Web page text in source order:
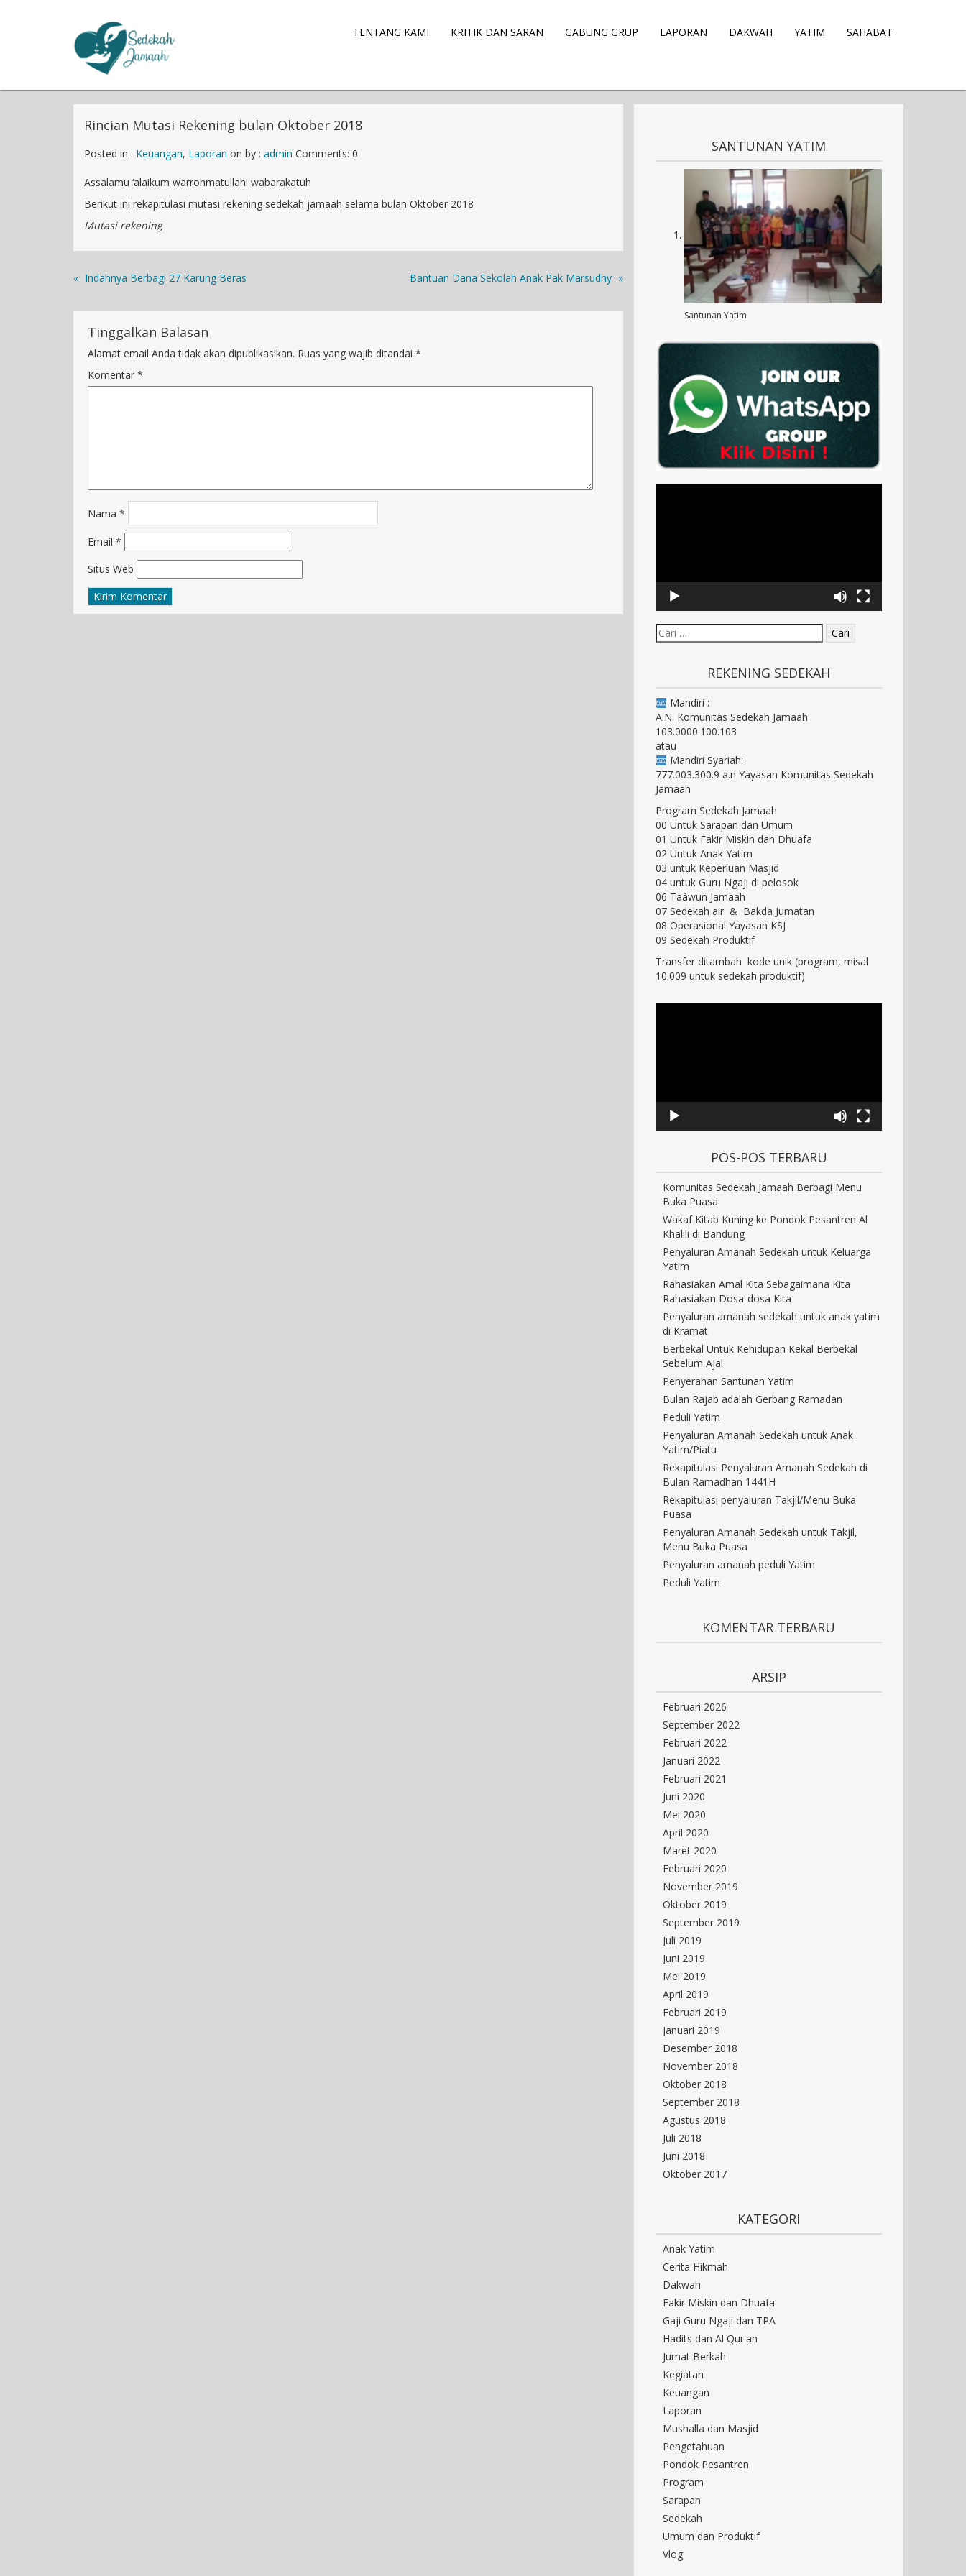
TENTANG KAMI KRITIK DAN SARAN GABUNG GRUP LAPORAN DAKWAH YATIM SAHABAT
Rincian Mutasi Rekening bulan Oktober 2018
Posted in : Keuangan, Laporan on by : admin Comments: 0
Assalamu ‘alaikum warrohmatullahi wabarakatuh
Berikut ini rekapitulasi mutasi rekening sedekah jamaah selama bulan Oktober 2018
Mutasi rekening
« Indahnya Berbagi 27 Karung Beras Bantuan Dana Sekolah Anak Pak Marsudhy »
Tinggalkan Balasan
Alamat email Anda tidak akan dipublikasikan. Ruas yang wajib ditandai *
Komentar *
Nama *
Email *
Situs Web
SANTUNAN YATIM
Santunan Yatim
REKENING SEDEKAH
Mandiri :
A.N. Komunitas Sedekah Jamaah
103.0000.100.103
atau
Mandiri Syariah:
777.003.300.9 a.n Yayasan Komunitas Sedekah
Jamaah
Program Sedekah Jamaah
00 Untuk Sarapan dan Umum
01 Untuk Fakir Miskin dan Dhuafa
02 Untuk Anak Yatim
03 untuk Keperluan Masjid
04 untuk Guru Ngaji di pelosok
06 Taáwun Jamaah
07 Sedekah air & Bakda Jumatan
08 Operasional Yayasan KSJ
09 Sedekah Produktif
Transfer ditambah kode unik (program, misal
10.009 untuk sedekah produktif)
POS-POS TERBARU
Komunitas Sedekah Jamaah Berbagi Menu
Buka Puasa
Wakaf Kitab Kuning ke Pondok Pesantren Al
Khalili di Bandung
Penyaluran Amanah Sedekah untuk Keluarga
Yatim
Rahasiakan Amal Kita Sebagaimana Kita
Rahasiakan Dosa-dosa Kita
Penyaluran amanah sedekah untuk anak yatim
di Kramat
Berbekal Untuk Kehidupan Kekal Berbekal
Sebelum Ajal
Penyerahan Santunan Yatim
Bulan Rajab adalah Gerbang Ramadan
Peduli Yatim
Penyaluran Amanah Sedekah untuk Anak
Yatim/Piatu
Rekapitulasi Penyaluran Amanah Sedekah di
Bulan Ramadhan 1441H
Rekapitulasi penyaluran Takjil/Menu Buka
Puasa
Penyaluran Amanah Sedekah untuk Takjil,
Menu Buka Puasa
Penyaluran amanah peduli Yatim
Peduli Yatim
KOMENTAR TERBARU
ARSIP
Februari 2026
September 2022
Februari 2022
Januari 2022
Februari 2021
Juni 2020
Mei 2020
April 2020
Maret 2020
Februari 2020
November 2019
Oktober 2019
September 2019
Juli 2019
Juni 2019
Mei 2019
April 2019
Februari 2019
Januari 2019
Desember 2018
November 2018
Oktober 2018
September 2018
Agustus 2018
Juli 2018
Juni 2018
Oktober 2017
KATEGORI
Anak Yatim
Cerita Hikmah
Dakwah
Fakir Miskin dan Dhuafa
Gaji Guru Ngaji dan TPA
Hadits dan Al Qur'an
Jumat Berkah
Kegiatan
Keuangan
Laporan
Mushalla dan Masjid
Pengetahuan
Pondok Pesantren
Program
Sarapan
Sedekah
Umum dan Produktif
Vlog